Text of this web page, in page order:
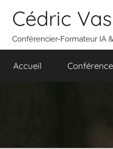
contenu
Cédric
Conférencier-Formateur IA
Accueil Conférence